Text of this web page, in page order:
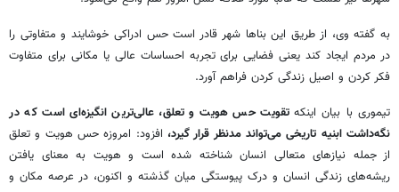
به گفته وی، از طریق این بناها شهر قادر است حس ادراکی خوشایند و متفاوتی را
در مردم ایجاد کند یعنی فضایی برای تجربه احساسات عالی یا مکانی برای متفاوت
فکر کردن و اصیل زندگی کردن فراهم آورد.
تیموری با بیان اینکهتقویت حس هویت و تعلق، عالی‌ترین انگیزه‌ای است که در
نگه‌داشت ابنیه تاریخی می‌تواند مدنظر قرار گیرد، افزود: امروزه حس هویت و تعلق
از جمله نیازهای متعالی انسان شناخته شده است و هویت به معنای یافتن
ریشه‌های زندگی انسان و درک پیوستگی میان گذشته و اکنون، در عرصه مکان و